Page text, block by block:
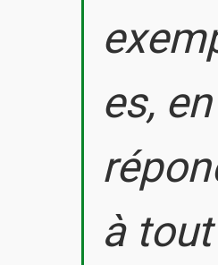
es, en
à tout